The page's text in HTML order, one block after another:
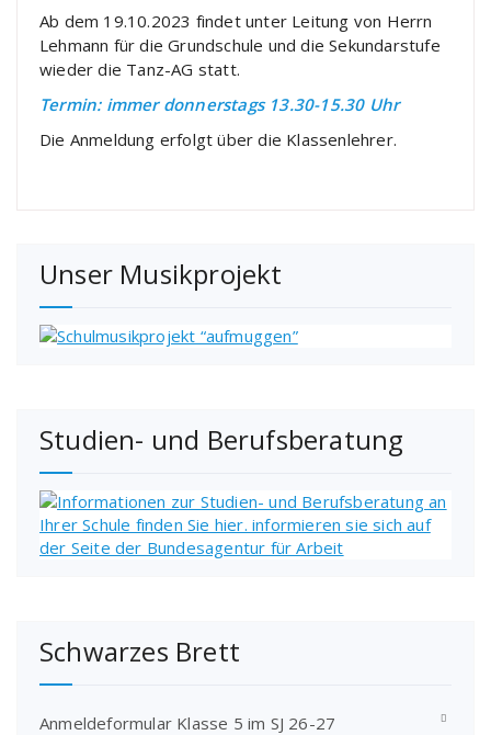
Ab dem 19.10.2023 findet unter Leitung von Herrn
Lehmann für die Grundschule und die Sekundarstufe
wieder die Tanz-AG statt.
Termin: immer donnerstags 13.30-15.30 Uhr
Die Anmeldung erfolgt über die Klassenlehrer.
Unser Musikprojekt
Studien- und Berufsberatung
Schwarzes Brett
Anmeldeformular Klasse 5 im SJ 26-27